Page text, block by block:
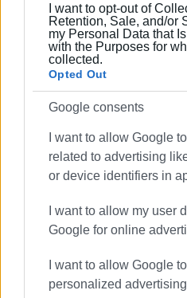
I want to opt-out of
Retention, Sale, and/or
my Personal Data that
with the Purposes for
collected.
Opted Out
Google consents
I want to allow Google
related to advertising
or device identifiers in
I want to allow my user
Google for online
I want to allow Google
personalized
Συνδρομητές